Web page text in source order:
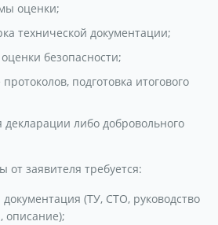
оценки;
технической документации;
безопасности;
подготовка итогового
декларации либо добровольного
от заявителя требуется:
документация (ТУ, СТО, руководство
описание);